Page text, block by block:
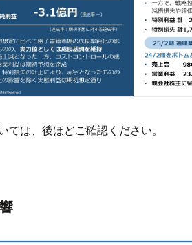
は、後ほどご確認ください。